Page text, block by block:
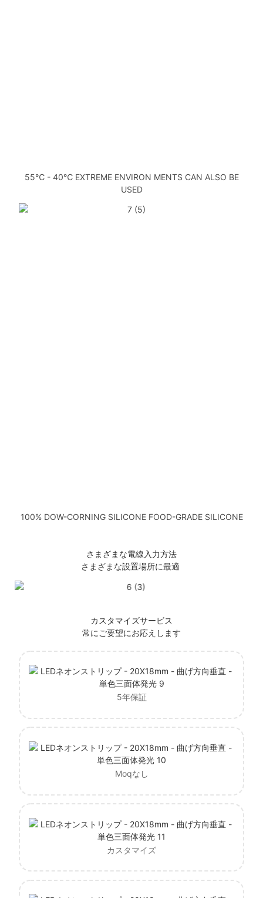
55℃ - 40℃ EXTREME ENVIRON MENTS CAN ALSO BE
USED
100% DOW-CORNING SILICONE FOOD-GRADE SILICONE
さまざまな電線入力方法
さまざまな設置場所に最適
カスタマイズサービス
常にご要望にお応えします
5年保証
Moqなし
カスタマイズ